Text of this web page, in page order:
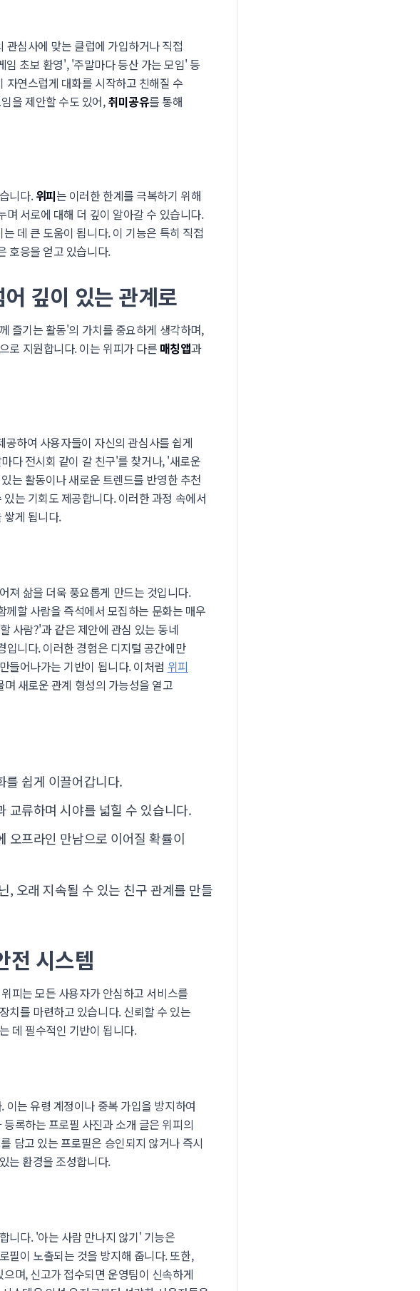
심사에 맞는 클럽에 가입하거나 직접
초보 환영', '주말마다 등산 가는 모임' 등
자연스럽게 대화를 시작하고 친해질 수
을 제안할 수도 있어,취미공유를 통해
니다.위피는 이러한 한계를 극복하기 위해
서로에 대해 더 깊이 알아갈 수 있습니다.
데 큰 도움이 됩니다. 이 기능은 특히 직접
호응을 얻고 있습니다.
깊이 있는 관계로
즐기는 활동'의 가치를 중요하게 생각하며,
로 지원합니다. 이는 위피가 다른 매칭앱과
하여 사용자들이 자신의 관심사를 쉽게
다 전시회 같이 갈 친구'를 찾거나, '새로운
는 활동이나 새로운 트렌드를 반영한 추천
는 기회도 제공합니다. 이러한 과정 속에서
쌓게 됩니다.
져 삶을 더욱 풍요롭게 만드는 것입니다.
할 사람을 즉석에서 모집하는 문화는 매우
사람?'과 같은 제안에 관심 있는 동네
입니다. 이러한 경험은 디지털 공간에만
들어나가는 기반이 됩니다. 이처럼 위피
새로운 관계 형성의 가능성을 열고
를 쉽게 이끌어갑니다.
교류하며 시야를 넓힐 수 있습니다.
오프라인 만남으로 이어질 확률이
, 오래 지속될 수 있는 친구 관계를 만들
전 시스템
피는 모든 사용자가 안심하고 서비스를
치를 마련하고 있습니다. 신뢰할 수 있는
데 필수적인 기반이 됩니다.
는 유령 계정이나 중복 가입을 방지하여
록하는 프로필 사진과 소개 글은 위피의
담고 있는 프로필은 승인되지 않거나 즉시
는 환경을 조성합니다.
니다. '아는 사람 만나지 않기' 기능은
필이 노출되는 것을 방지해 줍니다. 또한,
며, 신고가 접수되면 운영팀이 신속하게